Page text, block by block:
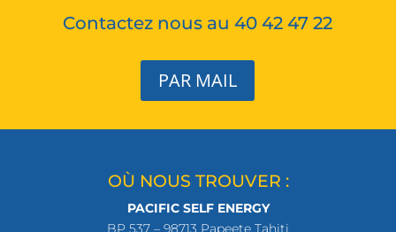
Contactez nous au 40 42 47 22
PAR MAIL
OÙ NOUS TROUVER :
PACIFIC SELF ENERGY
BP 537 – 98713 Papeete Tahiti